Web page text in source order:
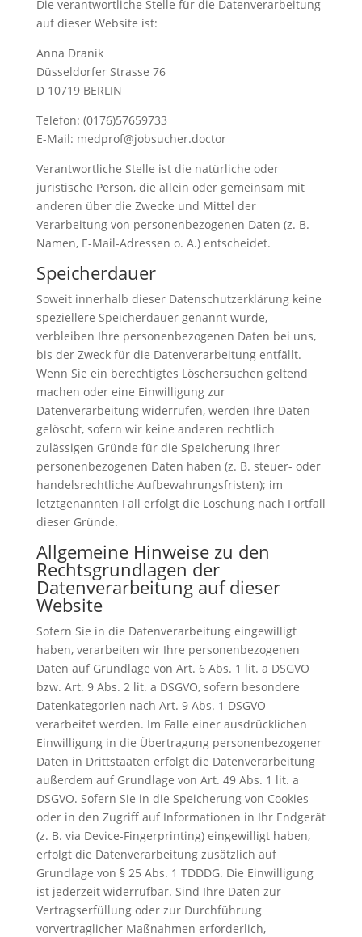
Die verantwortliche Stelle für die Datenverarbeitung
auf dieser Website ist:
Anna Dranik
Düsseldorfer Strasse 76
D 10719 BERLIN
Telefon: (0176)57659733
E-Mail: medprof@jobsucher.doctor
Verantwortliche Stelle ist die natürliche oder
juristische Person, die allein oder gemeinsam mit
anderen über die Zwecke und Mittel der
Verarbeitung von personenbezogenen Daten (z. B.
Namen, E-Mail-Adressen o. Ä.) entscheidet.
Speicherdauer
Soweit innerhalb dieser Datenschutzerklärung keine
speziellere Speicherdauer genannt wurde,
verbleiben Ihre personenbezogenen Daten bei uns,
bis der Zweck für die Datenverarbeitung entfällt.
Wenn Sie ein berechtigtes Löschersuchen geltend
machen oder eine Einwilligung zur
Datenverarbeitung widerrufen, werden Ihre Daten
gelöscht, sofern wir keine anderen rechtlich
zulässigen Gründe für die Speicherung Ihrer
personenbezogenen Daten haben (z. B. steuer- oder
handelsrechtliche Aufbewahrungsfristen); im
letztgenannten Fall erfolgt die Löschung nach Fortfall
dieser Gründe.
Allgemeine Hinweise zu den
Rechtsgrundlagen der
Datenverarbeitung auf dieser
Website
Sofern Sie in die Datenverarbeitung eingewilligt
haben, verarbeiten wir Ihre personenbezogenen
Daten auf Grundlage von Art. 6 Abs. 1 lit. a DSGVO
bzw. Art. 9 Abs. 2 lit. a DSGVO, sofern besondere
Datenkategorien nach Art. 9 Abs. 1 DSGVO
verarbeitet werden. Im Falle einer ausdrücklichen
Einwilligung in die Übertragung personenbezogener
Daten in Drittstaaten erfolgt die Datenverarbeitung
außerdem auf Grundlage von Art. 49 Abs. 1 lit. a
DSGVO. Sofern Sie in die Speicherung von Cookies
oder in den Zugriff auf Informationen in Ihr Endgerät
(z. B. via Device-Fingerprinting) eingewilligt haben,
erfolgt die Datenverarbeitung zusätzlich auf
Grundlage von § 25 Abs. 1 TDDDG. Die Einwilligung
ist jederzeit widerrufbar. Sind Ihre Daten zur
Vertragserfüllung oder zur Durchführung
vorvertraglicher Maßnahmen erforderlich,